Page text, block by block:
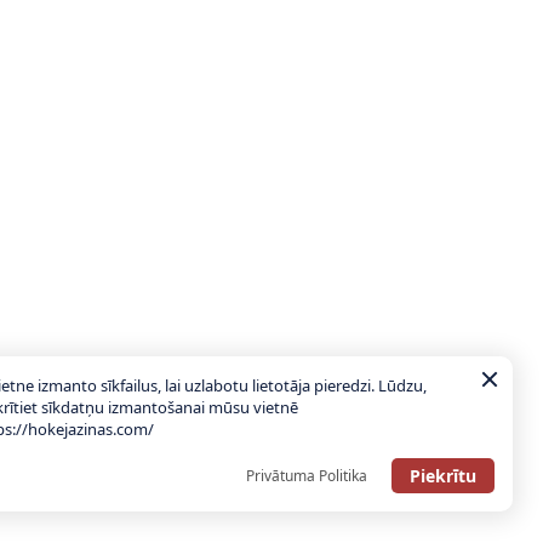
izmanto sīkfailus, lai uzlabotu lietotāja pieredzi. Lūdzu,
sīkdatņu izmantošanai mūsu vietnē
hokejazinas.com/
Privātuma Politika Piekrītu